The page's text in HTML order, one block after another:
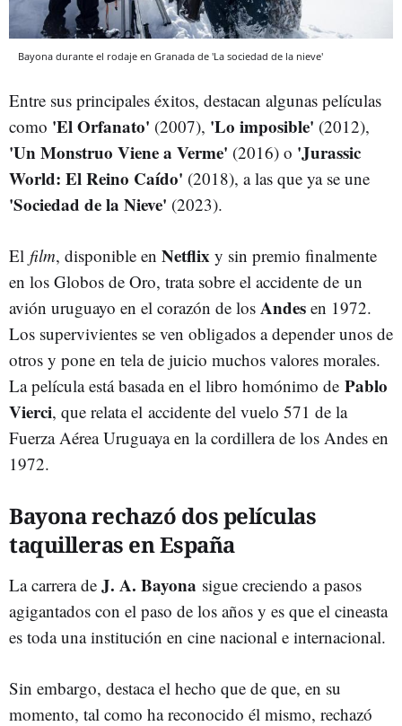
Bayona durante el rodaje en Granada de 'La sociedad de la nieve'
Entre sus principales éxitos, destacan algunas películas
como 'El Orfanato' (2007), 'Lo imposible' (2012),
'Un Monstruo Viene a Verme' (2016) o 'Jurassic
World: El Reino Caído' (2018), a las que ya se une
'Sociedad de la Nieve' (2023).
El film, disponible en Netflix y sin premio finalmente
en los Globos de Oro, trata sobre el accidente de un
avión uruguayo en el corazón de los Andes en 1972.
Los supervivientes se ven obligados a depender unos de
otros y pone en tela de juicio muchos valores morales.
La película está basada en el libro homónimo de Pablo
Vierci, que relata el accidente del vuelo 571 de la
Fuerza Aérea Uruguaya en la cordillera de los Andes en
1972.
Bayona rechazó dos películas
taquilleras en España
La carrera de J. A. Bayona sigue creciendo a pasos
agigantados con el paso de los años y es que el cineasta
es toda una institución en cine nacional e internacional.
Sin embargo, destaca el hecho que de que, en su
momento, tal como ha reconocido él mismo, rechazó